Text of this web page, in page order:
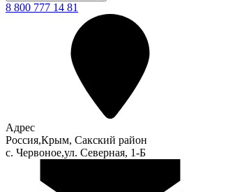
8 800 777 14 81
Адрес
Россия,Крым, Сакский район
с. Червоное,ул. Северная, 1-Б